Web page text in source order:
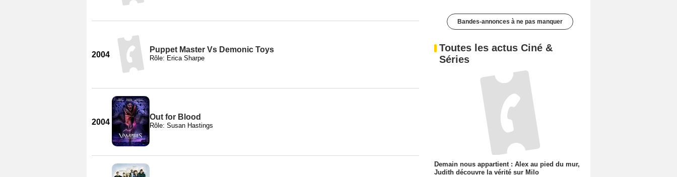
2004
Puppet Master Vs Demonic Toys
Rôle: Erica Sharpe
2004
Out for Blood
Rôle: Susan Hastings
Bandes-annonces à ne pas manquer
Toutes les actus Ciné &
Séries
Demain nous appartient : Alex au pied du mur,
Judith découvre la vérité sur Milo